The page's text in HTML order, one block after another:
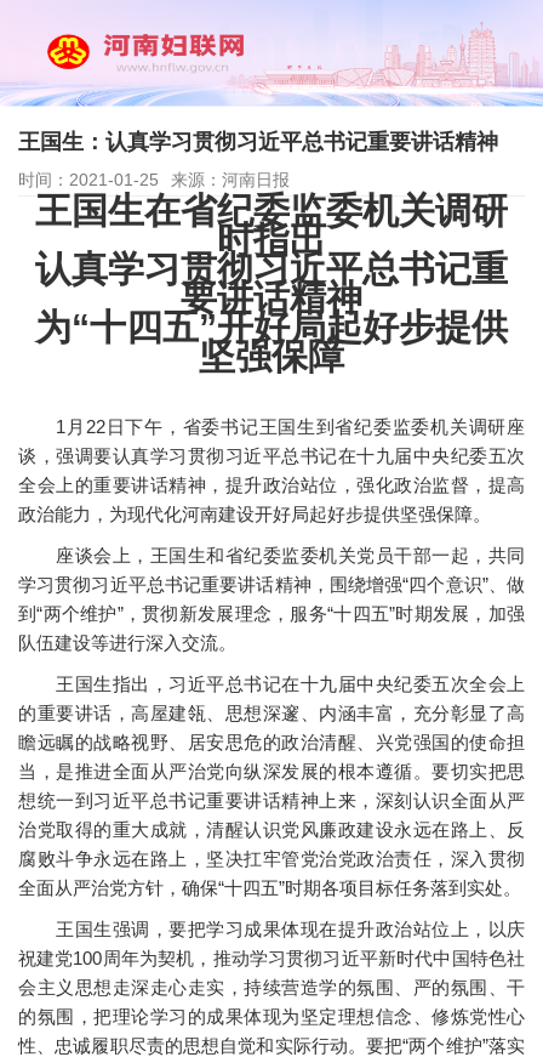
王国生：认真学习贯彻习近平总书记重要讲话精神
时间：2021-01-25 来源：河南日报
王国生在省纪委监委机关调研
时指出
认真学习贯彻习近平总书记重
要讲话精神
为“十四五”开好局起好步提供
坚强保障
1月22日下午，省委书记王国生到省纪委监委机关调研座
谈，强调要认真学习贯彻习近平总书记在十九届中央纪委五次
全会上的重要讲话精神，提升政治站位，强化政治监督，提高
政治能力，为现代化河南建设开好局起好步提供坚强保障。
座谈会上，王国生和省纪委监委机关党员干部一起，共同
学习贯彻习近平总书记重要讲话精神，围绕增强“四个意识”、做
到“两个维护”，贯彻新发展理念，服务“十四五”时期发展，加强
队伍建设等进行深入交流。
王国生指出，习近平总书记在十九届中央纪委五次全会上
的重要讲话，高屋建瓴、思想深邃、内涵丰富，充分彰显了高
瞻远瞩的战略视野、居安思危的政治清醒、兴党强国的使命担
当，是推进全面从严治党向纵深发展的根本遵循。要切实把思
想统一到习近平总书记重要讲话精神上来，深刻认识全面从严
治党取得的重大成就，清醒认识党风廉政建设永远在路上、反
腐败斗争永远在路上，坚决扛牢管党治党政治责任，深入贯彻
全面从严治党方针，确保“十四五”时期各项目标任务落到实处。
王国生强调，要把学习成果体现在提升政治站位上，以庆
祝建党100周年为契机，推动学习贯彻习近平新时代中国特色社
会主义思想走深走心走实，持续营造学的氛围、严的氛围、干
的氛围，把理论学习的成果体现为坚定理想信念、修炼党性心
性、忠诚履职尽责的思想自觉和实际行动。要把“两个维护”落实